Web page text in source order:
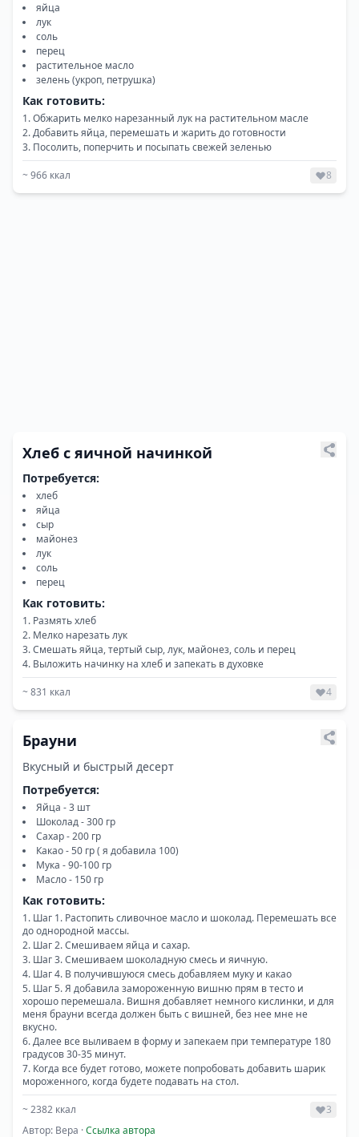
яйца
лук
соль
перец
растительное масло
зелень (укроп, петрушка)
Как готовить:
Обжарить мелко нарезанный лук на растительном масле
Добавить яйца, перемешать и жарить до готовности
Посолить, поперчить и посыпать свежей зеленью
~966 ккал 8
Хлеб с яичной начинкой
Потребуется:
хлеб
яйца
сыр
майонез
лук
соль
перец
Как готовить:
Размять хлеб
Мелко нарезать лук
Смешать яйца, тертый сыр, лук, майонез, соль и перец
Выложить начинку на хлеб и запекать в духовке
~831 ккал 4
Брауни
Вкусный и быстрый десерт
Потребуется:
Яйца - 3 шт
Шоколад - 300 гр
Сахар - 200 гр
Какао - 50 гр ( я добавила 100)
Мука - 90-100 гр
Масло - 150 гр
Как готовить:
Шаг 1. Растопить сливочное масло и шоколад. Перемешать все
до однородной массы.
Шаг 2. Смешиваем яйца и сахар.
Шаг 3. Смешиваем шоколадную смесь и яичную.
Шаг 4. В получившуюся смесь добавляем муку и какао
Шаг 5. Я добавила замороженную вишню прям в тесто и
хорошо перемешала. Вишня добавляет немного кислинки, и для
меня брауни всегда должен быть с вишней, без нее мне не
вкусно.
Далее все выливаем в форму и запекаем при температуре 180
градусов 30-35 минут.
Когда все будет готово, можете попробовать добавить шарик
мороженного, когда будете подавать на стол.
~2382 ккал
3
Автор: Вера ·Ссылка автора